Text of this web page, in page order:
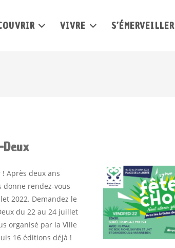
VIVRE S’ÉMERVEILLER
Après deux ans
donne rendez-vous
2022. Demandez le
du 22 au 24 juillet
organisé par la Ville
16 éditions déjà !